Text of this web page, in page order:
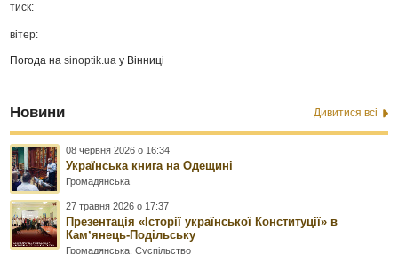
тиск:
вітер:
Погода наsinoptik.ua у Вінниці
Новини Дивитися всі
08 червня 2026 о 16:34
Українська книга на Одещині
Громадянська
27 травня 2026 о 17:37
Презентація «Історії української Конституції» в
Камʼянець-Подільську
Громадянська ,Суспільство